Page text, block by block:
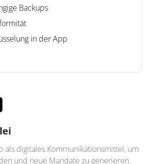
Backups
in der App
als digitales Kommunikationsmittel, um
und neue Mandate zu generieren.